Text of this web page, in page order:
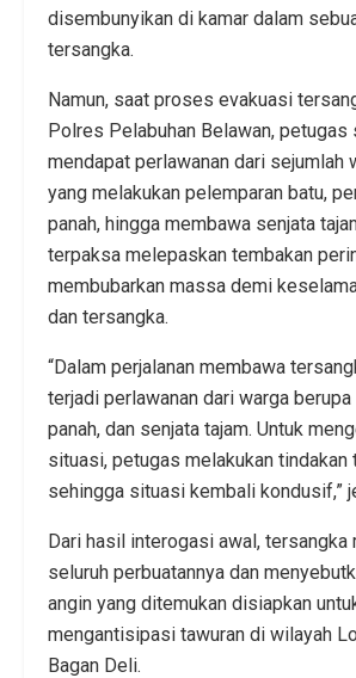
disembunyikan di kamar dalam
tersangka.
Namun, saat proses evakuasi
Polres Pelabuhan Belawan, petugas
mendapat perlawanan dari sejumlah
yang melakukan pelemparan batu,
panah, hingga membawa senjata
terpaksa melepaskan tembakan
membubarkan massa demi
dan tersangka.
“Dalam perjalanan membawa
terjadi perlawanan dari warga
panah, dan senjata tajam. Untuk
situasi, petugas melakukan tindakan
sehingga situasi kembali kondusif,”
Dari hasil interogasi awal, tersangka
seluruh perbuatannya dan
angin yang ditemukan disiapkan
mengantisipasi tawuran di wilayah
Bagan Deli.